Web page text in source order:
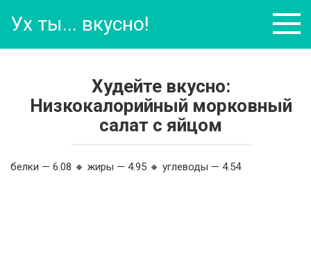
Ух ты... вкусно!
Худейте вкусно:
Низкокалорийный морковный
салат с яйцом
белки — 6.08 🔸 жиры — 4.95 🔸 углеводы — 4.54